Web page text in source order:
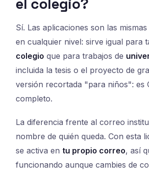
el colegio?
Sí. Las aplicaciones son las
en cualquier nivel: sirve igual para
colegio que para trabajos de
incluida la tesis o el proyecto de
versión recortada "para niños": es
completo.
La diferencia frente al correo
nombre de quién queda. Con esta
se activa en tu propio correo, así
funcionando aunque cambies de